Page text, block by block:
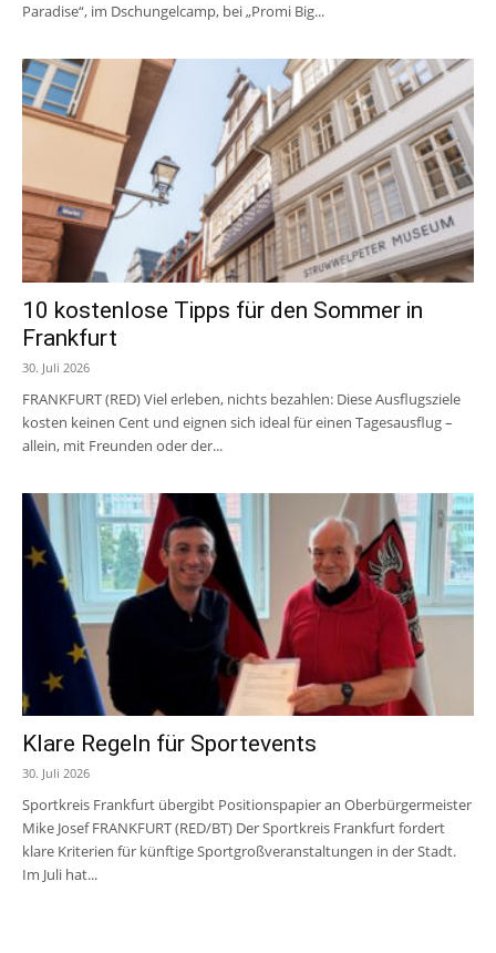
Paradise“, im Dschungelcamp, bei „Promi Big...
10 kostenlose Tipps für den Sommer in
Frankfurt
30. Juli 2026
FRANKFURT (RED) Viel erleben, nichts bezahlen: Diese Ausflugsziele
kosten keinen Cent und eignen sich ideal für einen Tagesausflug –
allein, mit Freunden oder der...
Klare Regeln für Sportevents
30. Juli 2026
Sportkreis Frankfurt übergibt Positionspapier an Oberbürgermeister
Mike Josef FRANKFURT (RED/BT) Der Sportkreis Frankfurt fordert
klare Kriterien für künftige Sportgroßveranstaltungen in der Stadt.
Im Juli hat...